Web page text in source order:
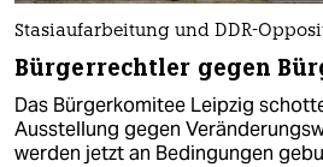
Stasiaufarbeitung und DDR-
Bürgerrechtler gegen
Das Bürgerkomitee Leipzig
Ausstellung gegen
werden jetzt an Bedingungen